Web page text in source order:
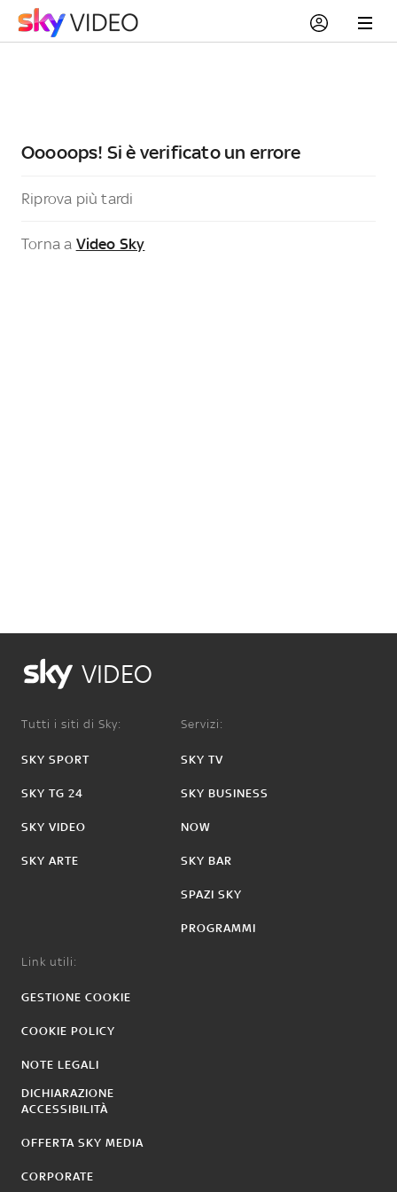
Ooooops! Si è verificato un errore
Riprova più tardi
Torna a Video Sky
VIDEO
Tutti i siti di Sky:
SKY SPORT
SKY TG 24
SKY VIDEO
SKY ARTE
Servizi:
SKY TV
SKY BUSINESS
NOW
SKY BAR
SPAZI SKY
PROGRAMMI
Link utili:
GESTIONE COOKIE
COOKIE POLICY
NOTE LEGALI
DICHIARAZIONE
ACCESSIBILITÀ
OFFERTA SKY MEDIA
CORPORATE